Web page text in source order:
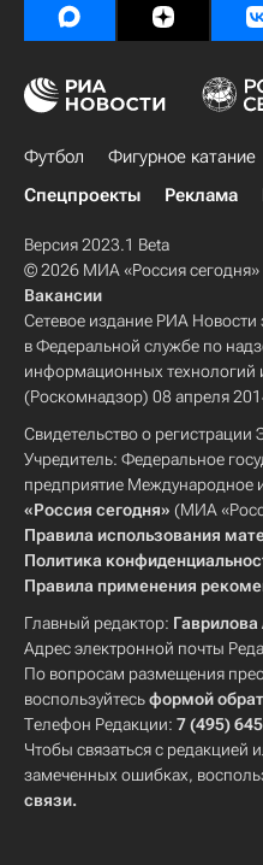
Футбол Фигурное катание
Спецпроекты
Реклама
Версия 2023.1 Beta
© 2026 МИА «Россия сегодня»
Вакансии
Сетевое издание РИА Новости
в Федеральной службе по
информационных технологий
(Роскомнадзор) 08 апреля
Свидетельство о
Учредитель: Федеральное
предприятие Международное
«Россия сегодня» (МИА
Правила использования
Политика
Правила применения
Главный редактор: Гаврилова
Адрес электронной почты
По вопросам размещения
воспользуйтесьформой
Телефон Редакции: 7 (495)
Чтобы связаться с редакцией
замеченных ошибках,
связи.